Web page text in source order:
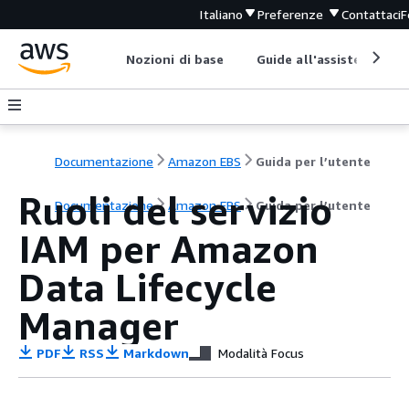
Italiano Preferenze Contattaci
Nozioni di base Guide all'assistenza
Documentazione Amazon EBS Guida per l’utente
Documentazione Amazon EBS Guida per l’utente
Ruoli del servizio
IAM per Amazon
Data Lifecycle
Manager
PDF RSS Markdown Modalità Focus